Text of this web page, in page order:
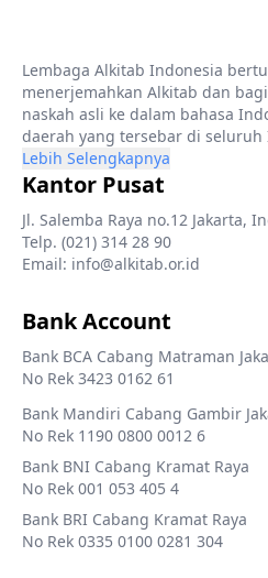
Lembaga Alkitab Indonesia
menerjemahkan Alkitab dan
naskah asli ke dalam bahasa
daerah yang tersebar di seluruh
Lebih Selengkapnya
Kantor Pusat
Jl. Salemba Raya no.12 Jakarta,
Telp. (021) 314 28 90
Email: info@alkitab.or.id
Bank Account
Bank BCA Cabang Matraman
No Rek 3423 0162 61
Bank Mandiri Cabang Gambir
No Rek 1190 0800 0012 6
Bank BNI Cabang Kramat Raya
No Rek 001 053 405 4
Bank BRI Cabang Kramat Raya
No Rek 0335 0100 0281 304